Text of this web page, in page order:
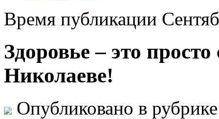
Время публикации
Здоровье – это
Николаеве!
Опубликовано в